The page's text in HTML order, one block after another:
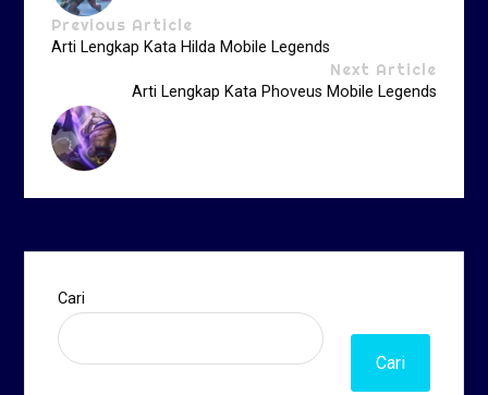
Previous Article
Arti Lengkap Kata Hilda Mobile Legends
Next Article
Arti Lengkap Kata Phoveus Mobile Legends
Cari
Cari